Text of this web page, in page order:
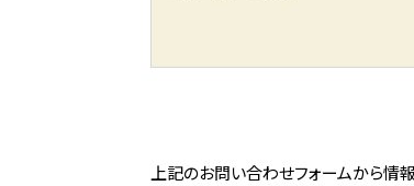
上記のお問い合わせフォームから情